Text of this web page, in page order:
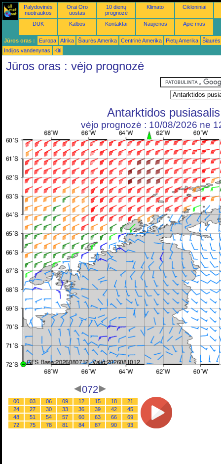
Palydovinės
nuotraukos
Orai Oro
uostas
10 dienų
prognozė
Klimato Cikloniniai
DUK Kalbos Kontaktai Naujienos Apie mus
Jūros oras : Europa Afrika Šiaurės Amerika Centrinė Amerika Pietų Amerika
Indijos vandenynas
Kiti
Jūros oras : vėjo prognozė
Antarktidos pusiasalis
vėjo prognozė : 10/08/2026 ne
072
00 03 06 09 12 15 18
21
24
27 30 33 36 39 42
45
48
51 54 57 60 63 66
69
72
75 78 81 84 87 90 93